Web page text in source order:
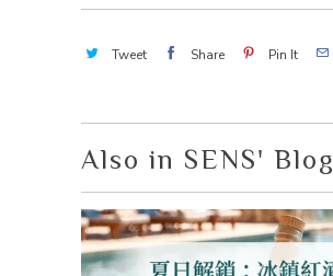
Tweet Share Pin It
Also in SENS' Blog